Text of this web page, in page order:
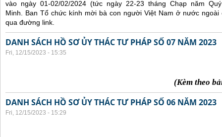
vào ngày 01-02/02/2024 (tức ngày 22-23 tháng Chạp năm
Minh. Ban Tổ chức kính mời bà con người Việt Nam ở nước
qua đường link.
DANH SÁCH HỒ SƠ ỦY THÁC TƯ PHÁP SỐ 07 NĂM 2023
Fri, 12/15/2023 - 15:35
(Kèm theo
DANH SÁCH HỒ SƠ ỦY THÁC TƯ PHÁP SỐ 06 NĂM 2023
Fri, 12/15/2023 - 15:29